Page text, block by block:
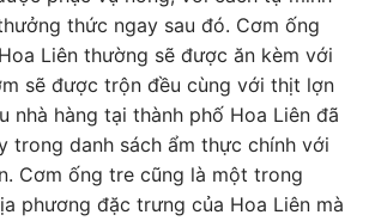
thức ngay sau đó. Cơm ống
Liên thường sẽ được ăn kèm với
sẽ được trộn đều cùng với thịt lợn
nhà hàng tại thành phố Hoa Liên đã
trong danh sách ẩm thực chính với
Cơm ống tre cũng là một trong
phương đặc trưng của Hoa Liên mà